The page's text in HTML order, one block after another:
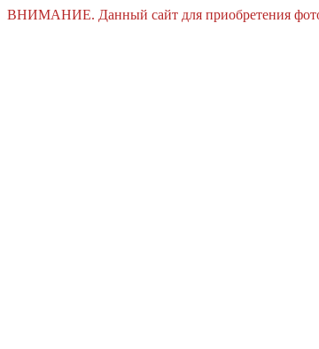
ВНИМАНИЕ. Данный сайт для приобретения фото